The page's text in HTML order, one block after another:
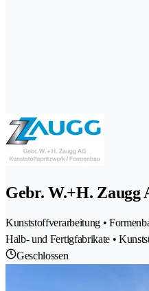
Gebr. W.+H. Zaugg
Kunststoffverarbeitung •
Halb- und Fertigfabrikate •
Geschlossen